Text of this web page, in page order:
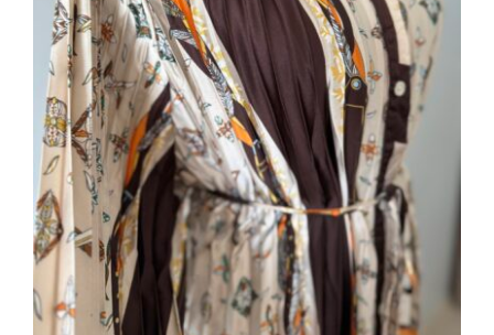
Bej Kahve Desenli Pliseli Uzun Elbise